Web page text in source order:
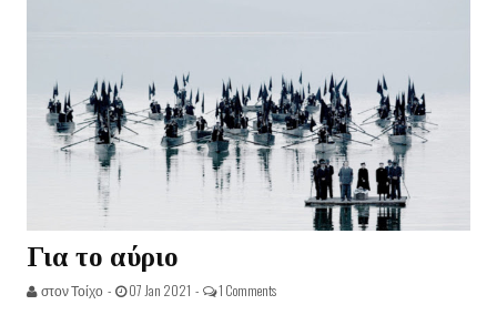
Για το αύριο
στον Τοίχο - 07 Jan 2021 - 1 Comments